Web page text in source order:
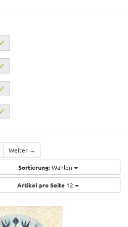
Weiter →
Sortierung: Wählen
Artikel pro Seite 12